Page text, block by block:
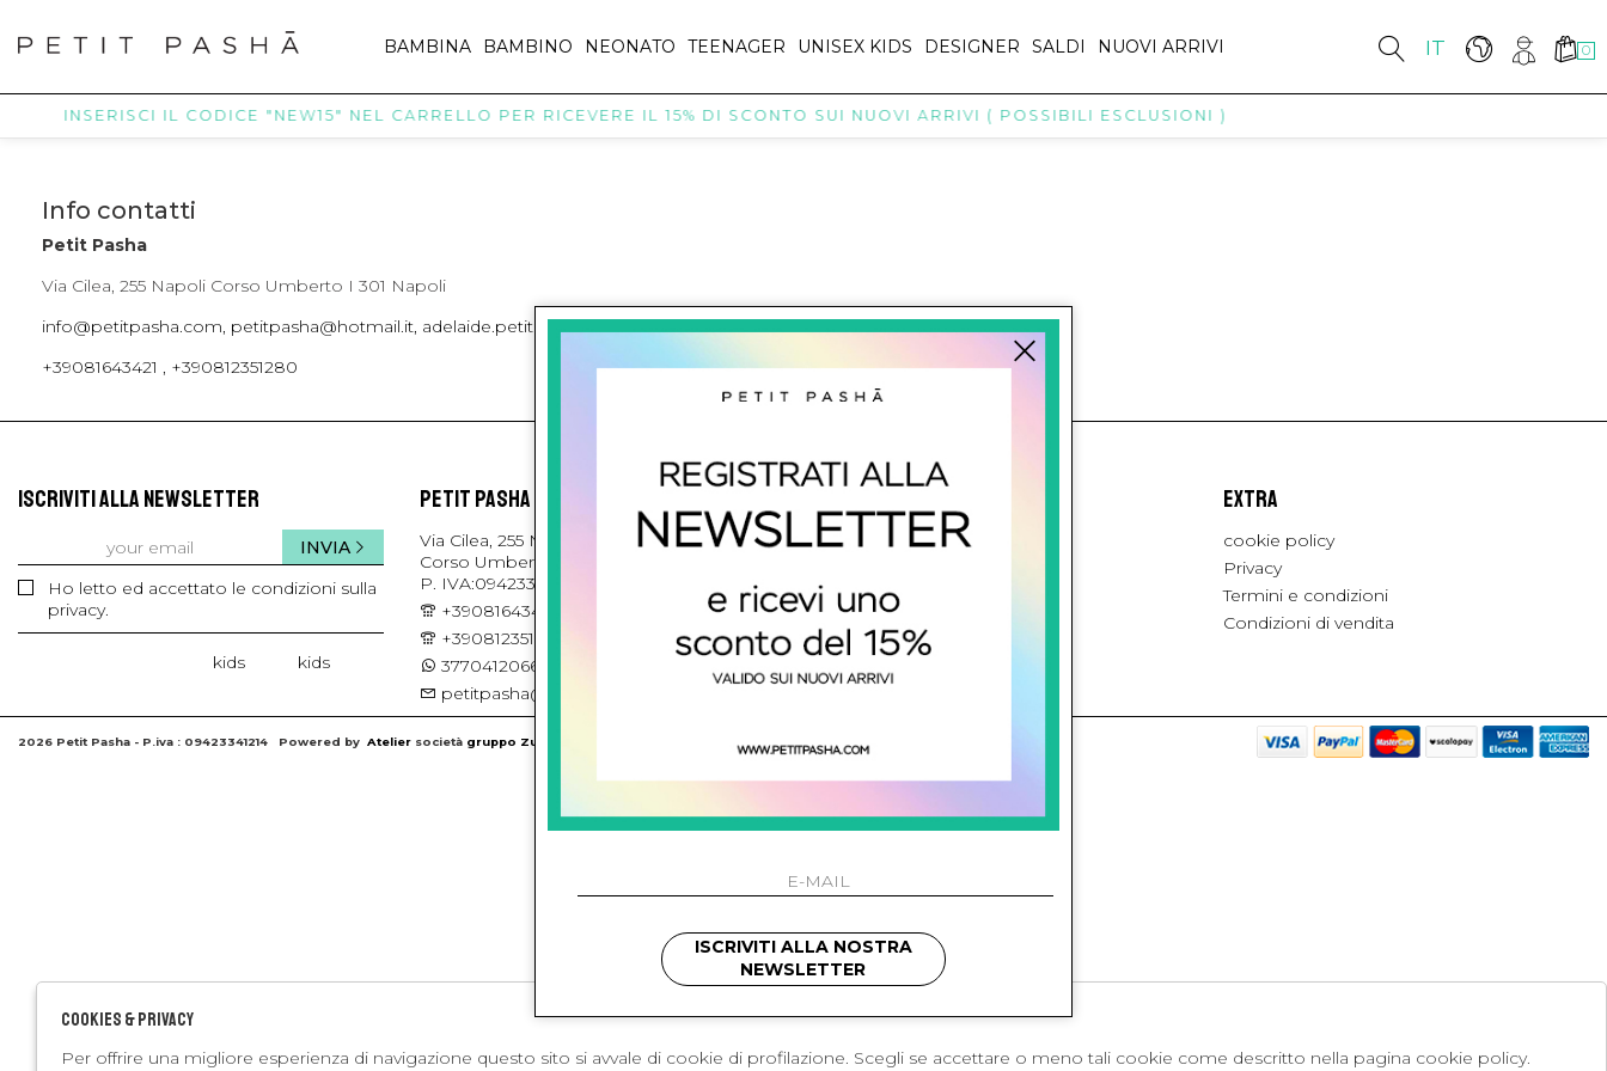
IT 0
BAMBINA BAMBINO NEONATO TEENAGER UNISEX KIDS DESIGNER SALDI NUOVI ARRIVI
INSERISCI IL CODICE "NEW15" NEL CARRELLO PER RICEVERE IL 15% DI SCONTO SUI NUOVI ARRIVI ( POSSIBILI ESCLUSIONI )
Info contatti
Petit Pasha
Via Cilea, 255 Napoli Corso Umberto I 301 Napoli
info@petitpasha.com, petitpasha@hotmail.it, adelaide.petitpasha@hotmail.com
+39081643421 , +390812351280
ISCRIVITI ALLA NEWSLETTER
Ho letto ed accettato le condizioni sulla
privacy.
INVIA
kids kids
PETIT PASHA
Via Cilea, 255 Napoli
Corso Umberto I 301 Napoli - Italia
P. IVA:09423341214
+39081643421
+390812351280
3770412066 , 3397314295
petitpasha@hotmail.it
L'azienda
Contatti
Pagamenti
Spedizione
EXTRA
cookie policy
Privacy
Termini e condizioni
Condizioni di vendita
2026 Petit Pasha - P.iva : 09423341214 Powered by Atelier società gruppo Zucchetti
ISCRIVITI ALLA NOSTRA
NEWSLETTER
Cookies & Privacy
Per offrire una migliore esperienza di navigazione questo sito si avvale di cookie di profilazione. Scegli se accettare o meno tali cookie come descritto nella pagina cookie policy.